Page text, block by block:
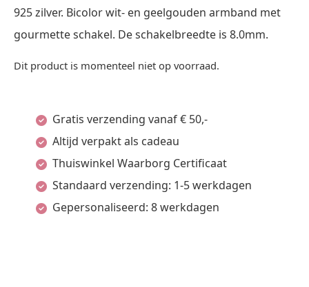
925 zilver. Bicolor wit- en geelgouden armband met
gourmette schakel. De schakelbreedte is 8.0mm.
Dit product is momenteel niet op voorraad.
Gratis verzending vanaf € 50,-
Altijd verpakt als cadeau
Thuiswinkel Waarborg Certificaat
Standaard verzending: 1-5 werkdagen
Gepersonaliseerd: 8 werkdagen